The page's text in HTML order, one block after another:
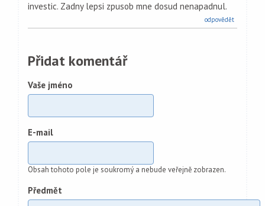
investic. Zadny lepsi zpusob mne dosud nenapadnul.
odpovědět
Přidat komentář
Vaše jméno
E-mail
Obsah tohoto pole je soukromý a nebude veřejně zobrazen.
Předmět